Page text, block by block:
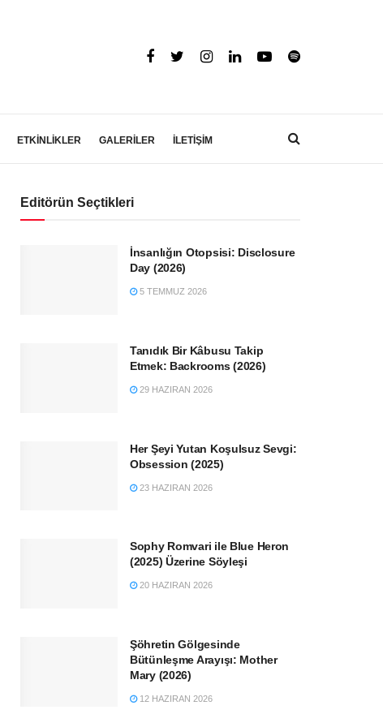
ETKİNLİKLER GALERİLER İLETİŞİM
Editörün Seçtikleri
İnsanlığın Otopsisi: Disclosure
Day (2026)
5 TEMMUZ 2026
Tanıdık Bir Kâbusu Takip
Etmek: Backrooms (2026)
29 HAZIRAN 2026
Her Şeyi Yutan Koşulsuz Sevgi:
Obsession (2025)
23 HAZIRAN 2026
Sophy Romvari ile Blue Heron
(2025) Üzerine Söyleşi
20 HAZIRAN 2026
Şöhretin Gölgesinde
Bütünleşme Arayışı: Mother
Mary (2026)
12 HAZIRAN 2026